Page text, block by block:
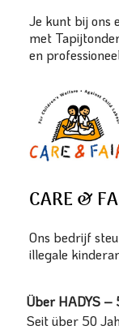
Je kunt bij ons
met
en
CARE &
Ons bedrijf
illegale
Über HADYS –
Seit über 50